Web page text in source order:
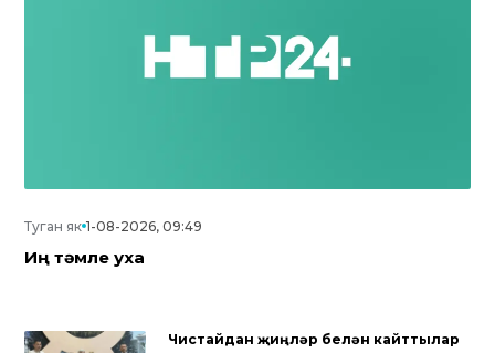
Туган як 1-08-2026, 09:49
Иң тәмле уха
Чистайдан җиңүләр белән кайттылар